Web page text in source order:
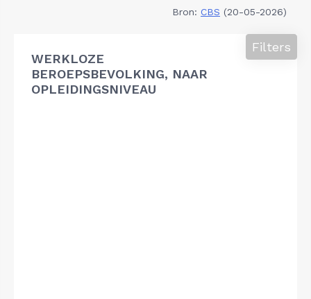
Bron: CBS (20-05-2026)
WERKLOZE
BEROEPSBEVOLKING, NAAR
OPLEIDINGSNIVEAU
Filters